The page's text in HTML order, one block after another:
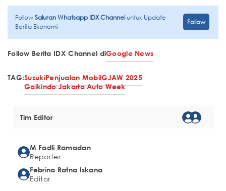
FollowSaluran Whatsapp IDX Channeluntuk Update
Berita Ekonomi
Follow
Follow Berita IDX Channel diGoogle News
TAG:SuzukiPenjualan MobilGJAW 2025
Gaikindo Jakarta Auto Week
Tim Editor
M Fadli Ramadan
Reporter
Febrina Ratna Iskana
Editor